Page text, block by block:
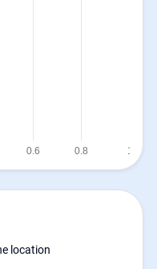
location